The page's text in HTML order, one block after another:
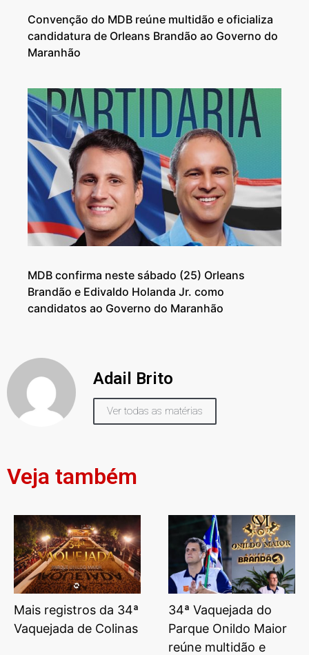
Convenção do MDB reúne multidão e oficializa
candidatura de Orleans Brandão ao Governo do
Maranhão
MDB confirma neste sábado (25) Orleans
Brandão e Edivaldo Holanda Jr. como
candidatos ao Governo do Maranhão
Adail Brito
Ver todas as matérias
Veja também
Mais registros da 34ª
Vaquejada de Colinas
34ª Vaquejada do
Parque Onildo Maior
reúne multidão e